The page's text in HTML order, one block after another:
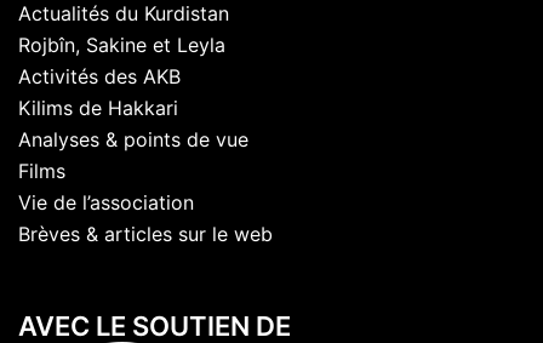
Actualités du Kurdistan
Rojbîn, Sakine et Leyla
Activités des AKB
Kilims de Hakkari
Analyses & points de vue
Films
Vie de l’association
Brèves & articles sur le web
AVEC LE SOUTIEN DE